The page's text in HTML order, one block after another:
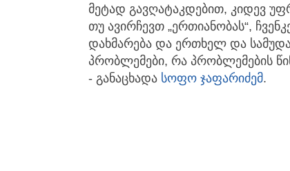
მეტად გავღატაკდებით, კიდევ
თუ ავირჩევთ „ერთიანობას“,
დახმარება და ერთხელ და
პრობლემები, რა პრობლემების
- განაცხადა სოფო ჯაფარიძემ.